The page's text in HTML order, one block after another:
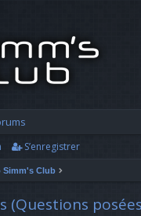
S’enregistrer
Simm's Club
(Questions